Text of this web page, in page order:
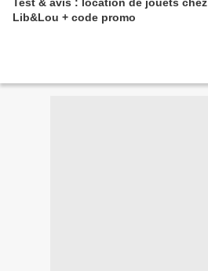
Lib&Lou + code promo